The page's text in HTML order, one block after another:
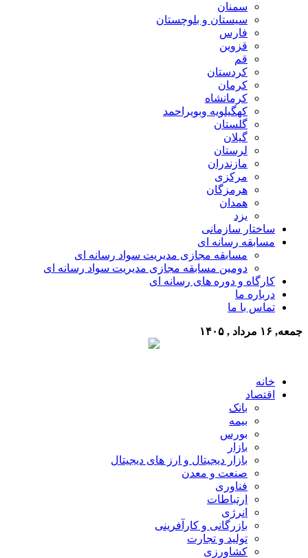
سمنان
سیستان و بلوچستان
فارس
قزوین
قم
کردستان
کرمان
کرمانشاه
کهگیلویه وبویراحمد
گلستان
گیلان
لرستان
مازندران
مرکزی
هرمزگان
همدان
یزد
ساختار سازمانی
مسابقه رسانه ای
مسابقه مجازی مدیریت سواد رسانه ای
دومین مسابقه مجازی مدیریت سواد رسانه ای
کارگاه و دوره های رسانه ای
درباره ما
تماس با ما
جمعه, ۱۶ مرداد , ۱۴۰۵
خانه
اقتصاد
بانک
بیمه
بورس
بازار
بازار دیجیتال و ارز های دیجیتال
صنعت و معدن
فناوری
ارتباطات
انرژی
بازرگانی و کارآفرینی
تولید و تجارت
کشاورزی